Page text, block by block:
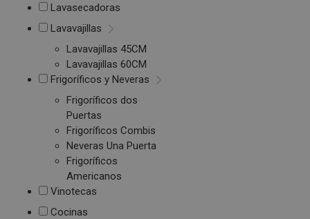
Lavasecadoras
Lavavajillas
Lavavajillas 45CM
Lavavajillas 60CM
Frigoríficos y Neveras
Frigoríficos dos
Puertas
Frigoríficos Combis
Neveras Una Puerta
Frigoríficos
Americanos
Vinotecas
Cocinas